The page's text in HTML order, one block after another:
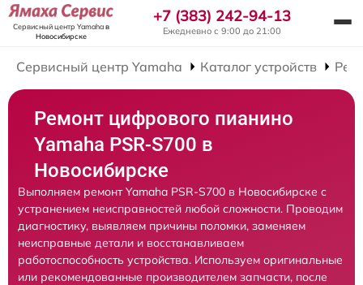
Сервисный центр Yamahaв
Новосибирске
+7 (383) 242-94-13
Ежедневно с 9:00 до 21:00
Сервисный центр Yamaha Каталог устройств
Ремонт цифрового пианино
Yamaha PSR-S700 в
Новосибирске
Выполняем ремонт Yamaha PSR-S700 в Новосибирске с
устранением неисправностей любой сложности. Проводим
диагностику, выявляем причины поломки, заменяем
неисправные детали и восстанавливаем
работоспособность устройства. Используем оригинальные
или рекомендованные производителем запчасти, после